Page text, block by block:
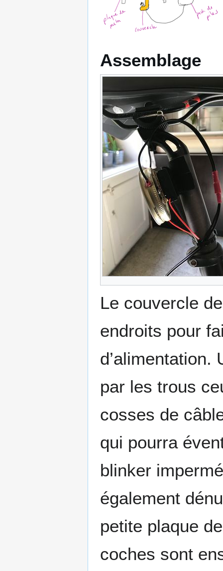
Assemblage
Le couvercle
endroits pour
par les trous
cosses de
qui pourra
blinker
également
petite plaque
coches sont